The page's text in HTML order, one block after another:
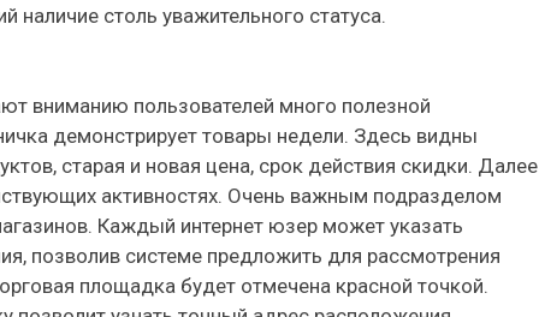
столь уважительного статуса.
вниманию пользователей много полезной
демонстрирует товары недели. Здесь видны
старая и новая цена, срок действия скидки. Далее
активностях. Очень важным подразделом
Каждый интернет юзер может указать
позволив системе предложить для рассмотрения
площадка будет отмечена красной точкой.